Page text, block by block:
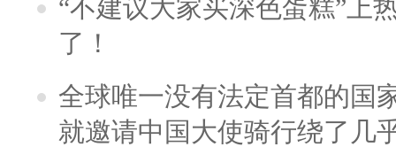
“不建议大家买深色蛋糕”上
了！
全球唯一没有法定首都的国
就邀请中国大使骑行绕了几